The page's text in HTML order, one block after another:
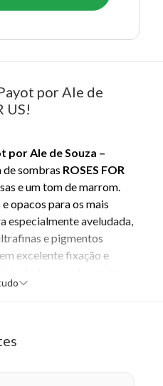
por Ale de
US!
por Ale de Souza –
de sombras ROSES FOR
e um tom de marrom.
opacos para os mais
especialmente aveludada,
e pigmentos
excelente fixação e
que te
de cores